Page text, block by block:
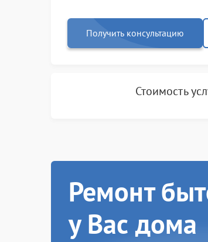
Получить консультацию
Стоимость
Ремонт
у Вас дома